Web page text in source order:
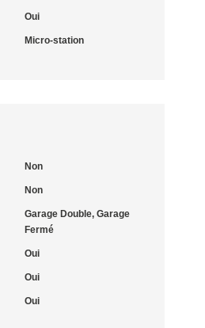
Oui
Micro-station
Non
Non
Garage Double, Garage
Fermé
Oui
Oui
Oui